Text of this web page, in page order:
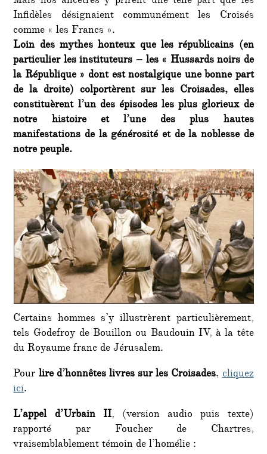
Infidèles désignaient communément les Croisés
comme « les Francs ».
Loin des mythes honteux que les républicains (en
particulier les instituteurs – les « Hussards noirs de
la République » dont est nostalgique une bonne part
de la droite) colportèrent sur les Croisades, elles
constituèrent l’un des épisodes les plus glorieux de
notre histoire et l’une des plus hautes
manifestations de la générosité et de la noblesse de
notre peuple.
Certains hommes s’y illustrèrent particulièrement,
tels Godefroy de Bouillon ou Baudouin IV, à la tête
du Royaume franc de Jérusalem.
Pour lire d’honnêtes livres sur les Croisades,cliquez
ici.
L’appel d’Urbain II, (version audio puis texte)
rapporté par Foucher de Chartres,
vraisemblablement témoin de l’homélie :